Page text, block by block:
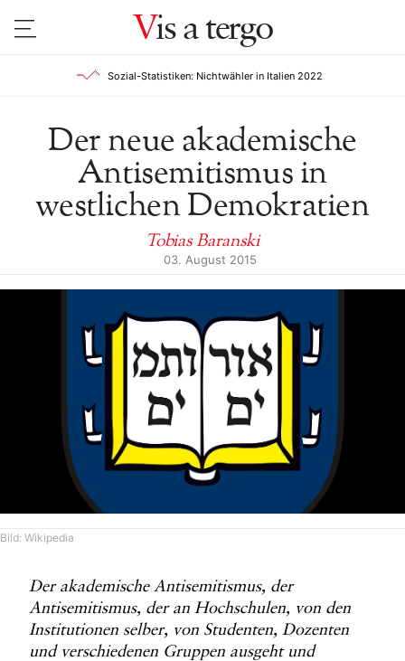
Vis a tergo
Sozial-Statistiken: Nichtwähler in Italien 2022
Der neue akademische
Antisemitismus in
westlichen Demokratien
Tobias Baranski
03. August 2015
Bild: Wikipedia
Der akademische Antisemitismus, der
Antisemitismus, der an Hochschulen, von den
Institutionen selber, von Studenten, Dozenten
und verschiedenen Gruppen ausgeht und